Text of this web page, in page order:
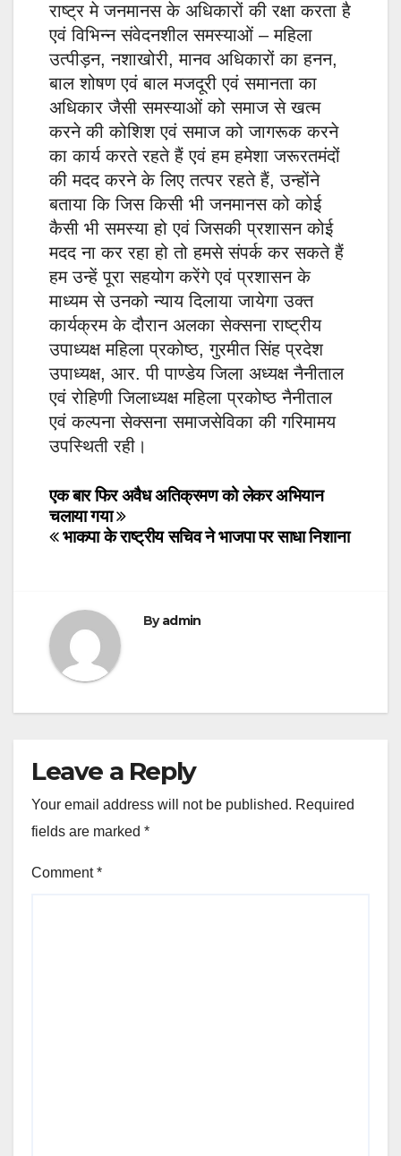
राष्ट्र मे जनमानस के अधिकारों की रक्षा करता है
एवं विभिन्न संवेदनशील समस्याओं – महिला
उत्पीड़न, नशाखोरी, मानव अधिकारों का हनन,
बाल शोषण एवं बाल मजदूरी एवं समानता का
अधिकार जैसी समस्याओं को समाज से खत्म
करने की कोशिश एवं समाज को जागरूक करने
का कार्य करते रहते हैं एवं हम हमेशा जरूरतमंदों
की मदद करने के लिए तत्पर रहते हैं, उन्होंने
बताया कि जिस किसी भी जनमानस को कोई
कैसी भी समस्या हो एवं जिसकी प्रशासन कोई
मदद ना कर रहा हो तो हमसे संपर्क कर सकते हैं
हम उन्हें पूरा सहयोग करेंगे एवं प्रशासन के
माध्यम से उनको न्याय दिलाया जायेगा उक्त
कार्यक्रम के दौरान अलका सेक्सना राष्ट्रीय
उपाध्यक्ष महिला प्रकोष्ठ, गुरमीत सिंह प्रदेश
उपाध्यक्ष, आर. पी पाण्डेय जिला अध्यक्ष नैनीताल
एवं रोहिणी जिलाध्यक्ष महिला प्रकोष्ठ नैनीताल
एवं कल्पना सेक्सना समाजसेविका की गरिमामय
उपस्थिती रही।
Post
navigation
एक बार फिर अवैध अतिक्रमण को लेकर अभियान
चलाया गया
भाकपा के राष्ट्रीय सचिव ने भाजपा पर साधा निशाना
Byadmin
Leave a Reply
Your email address will not be published. Required
fields are marked *
Comment*